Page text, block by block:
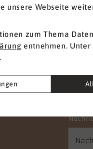
unsere Webseite
zum Thema
entnehmen.